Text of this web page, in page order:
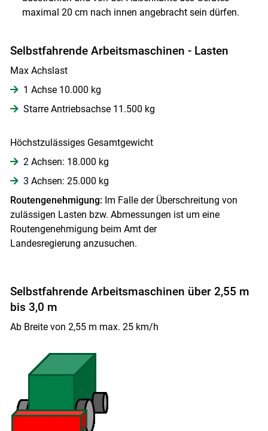
maximal 20 cm nach innen angebracht sein dürfen.
Selbstfahrende Arbeitsmaschinen - Lasten
Max Achslast
1 Achse 10.000 kg
Starre Antriebsachse 11.500 kg
Höchstzulässiges Gesamtgewicht
2 Achsen: 18.000 kg
3 Achsen: 25.000 kg
Routengenehmigung: Im Falle der Überschreitung von
zulässigen Lasten bzw. Abmessungen ist um eine
Routengenehmigung beim Amt der
Landesregierung anzusuchen.
Selbstfahrende Arbeitsmaschinen über 2,55 m
bis 3,0 m
Ab Breite von 2,55 m max. 25 km/h